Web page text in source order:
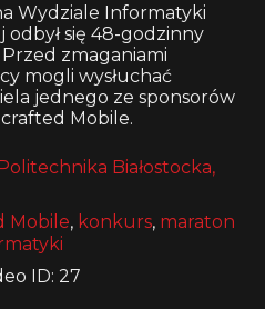
Wydziale Informatyki
odbył się 48-godzinny
zmaganiami
mogli wysłuchać
jednego ze sponsorów
Mobile.
Białostocka,
Mobile, konkurs, maraton
ID: 27